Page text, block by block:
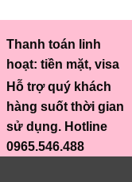
Thanh toán linh
hoạt: tiền mặt, visa
Hỗ trợ quý khách
hàng suốt thời gian
sử dụng. Hotline
0965.546.488